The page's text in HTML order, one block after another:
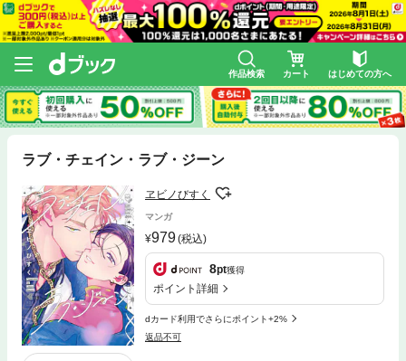
作品検索 カート はじめての方へ
ラブ・チェイン・ラブ・ジーン
ヱビノびすく
マンガ
979(税込)
8pt獲得
ポイント詳細
dカード利用でさらにポイント+2%
返品不可